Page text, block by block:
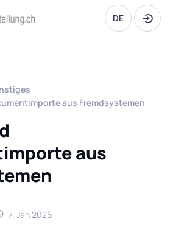
DE
aus Fremdsystemen
aus
7. Jan 2026